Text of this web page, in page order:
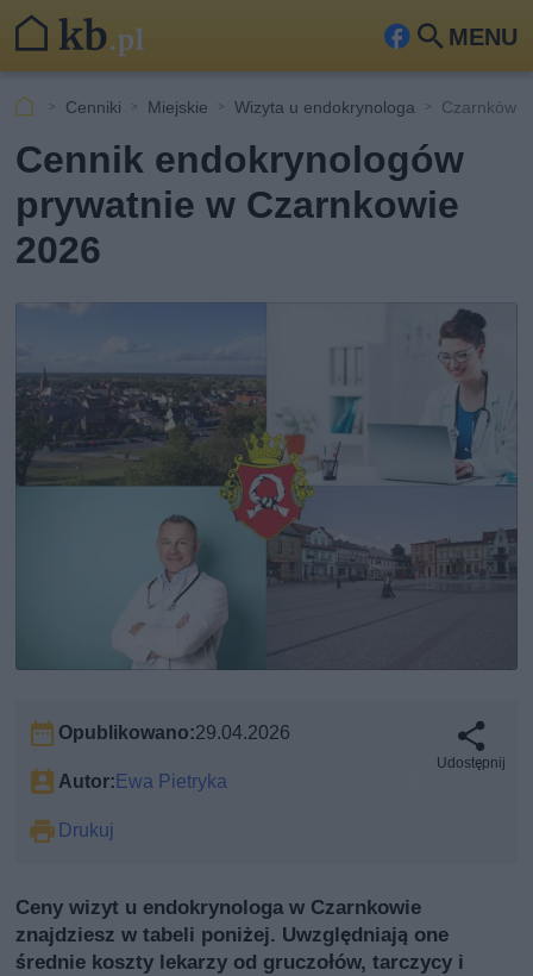
MENU
Fa
ook
Szu
Cenniki Miejskie Wizyta u endokrynologa Czarnków
Cennik endokrynologów
prywatnie w Czarnkowie
2026
Opublikowano:29.04.2026
Autor: Ewa Pietryka
Drukuj
Udostępnij
Ceny wizyt u endokrynologa w Czarnkowie
znajdziesz w tabeli poniżej. Uwzględniają one
średnie koszty lekarzy od gruczołów, tarczycy i